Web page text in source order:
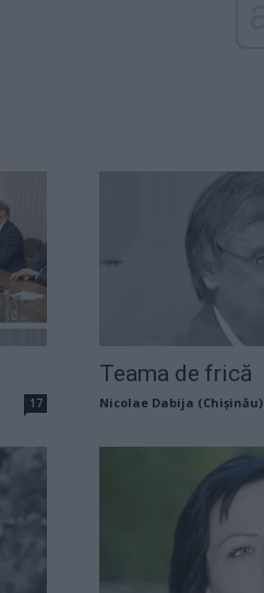
17
Teama de frică
Nicolae Dabija (Chișinău)